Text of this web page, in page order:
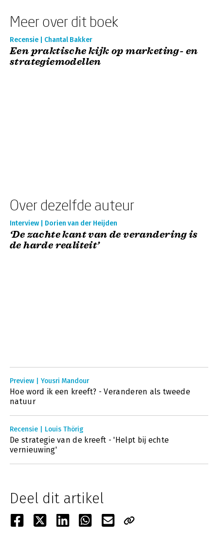
Meer over dit boek
Recensie | Chantal Bakker
Een praktische kijk op marketing- en
strategiemodellen
Over dezelfde auteur
Interview | Dorien van der Heijden
‘De zachte kant van de verandering is
de harde realiteit’
Preview | Yousri Mandour
Hoe word ik een kreeft? - Veranderen als tweede
natuur
Recensie | Louis Thörig
De strategie van de kreeft - 'Helpt bij echte
vernieuwing'
Deel dit artikel